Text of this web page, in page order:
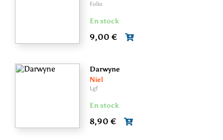
Folio
En stock
9,00 €
Darwyne
Niel
Lgf
En stock
8,90 €